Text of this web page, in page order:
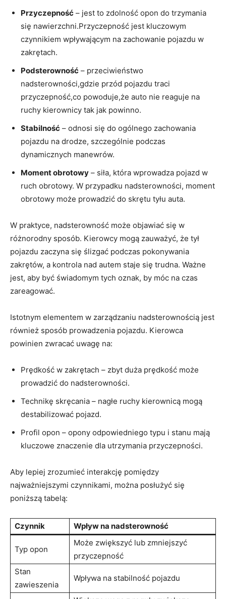
Przyczepność –​ jest to zdolność opon do ⁢trzymania
się⁣ nawierzchni.Przyczepność jest kluczowym
czynnikiem wpływającym ‍na zachowanie ‌pojazdu w
zakrętach.
Podsterowność – przeciwieństwo
‌nadsterowności,gdzie przód ⁢pojazdu ‍traci
przyczepność,co powoduje,że ⁣auto nie reaguje na
ruchy kierownicy tak jak powinno.
Stabilność – ‍odnosi ‌się do ‍ogólnego zachowania
pojazdu ⁣na drodze, szczególnie podczas
dynamicznych manewrów.
Moment obrotowy – siła, która‍ wprowadza pojazd w
ruch obrotowy. W przypadku⁤ nadsterowności, moment
obrotowy może prowadzić do ​skrętu ‍tyłu auta.
W praktyce, ⁤nadsterowność może objawiać się‍ w
różnorodny sposób. Kierowcy mogą zauważyć, ⁣że tył
pojazdu zaczyna się‌ ślizgać ‍podczas pokonywania⁢
zakrętów, a kontrola nad autem staje ⁣się ⁣trudna. Ważne
jest, aby⁢ być świadomym tych oznak, by móc⁢ na ‌czas
zareagować.
Istotnym elementem w zarządzaniu nadsterownością jest
⁣również sposób prowadzenia pojazdu. ⁢Kierowca‍
powinien zwracać uwagę ⁣na:
Prędkość w zakrętach – zbyt duża prędkość może
prowadzić ⁣do nadsterowności.
Technikę ‌skręcania‍ – nagłe ruchy kierownicą mogą
destabilizować pojazd.
Profil‍ opon – opony odpowiedniego ⁤typu i stanu ⁣mają
kluczowe⁢ znaczenie dla utrzymania przyczepności.
Aby lepiej zrozumieć interakcję pomiędzy
najważniejszymi czynnikami, można posłużyć się‌
poniższą‌ tabelą:
Czynnik Wpływ ‍na‌ nadsterowność
Typ opon
Może zwiększyć lub zmniejszyć
przyczepność
Stan
zawieszenia
Wpływa na stabilność pojazdu